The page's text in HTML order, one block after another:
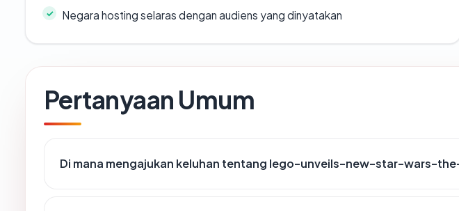
Negara hosting selaras dengan audiens yang dinyatakan
Pertanyaan Umum
Di mana mengajukan keluhan tentang lego-unveils-new-star-wars-